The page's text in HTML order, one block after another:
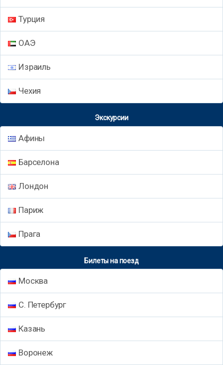
Турция
ОАЭ
Израиль
Чехия
Экскурсии
Афины
Барселона
Лондон
Париж
Прага
Билеты на поезд
Москва
С. Петербург
Казань
Воронеж